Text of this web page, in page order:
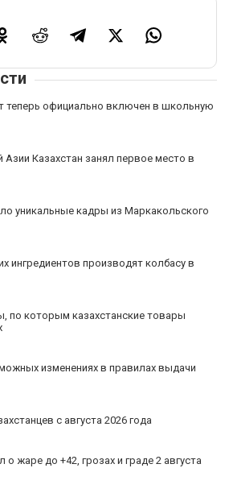
теперь официально включен в школьную
Казахстан занял первое место в
уникальные кадры из Маркакольского
ингредиентов производят колбасу в
по которым казахстанские товары
изменениях в правилах выдачи
с августа 2026 года
жаре до +42, грозах и граде 2 августа